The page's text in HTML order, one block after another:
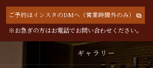
ご予約はインスタのDMへ（営業時間外のみ）
※お急ぎの方はお電話でお問い合わせください。
ギャラリー